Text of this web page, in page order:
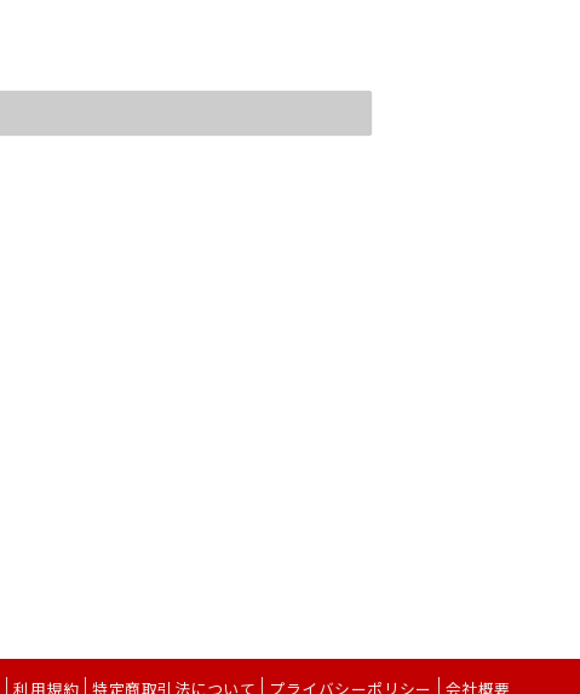
利用規約 特定商取引法について プライバシーポリシー 会社概要